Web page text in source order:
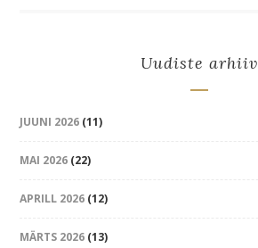
Uudiste arhiiv
JUUNI 2026 (11)
MAI 2026 (22)
APRILL 2026 (12)
MÄRTS 2026 (13)